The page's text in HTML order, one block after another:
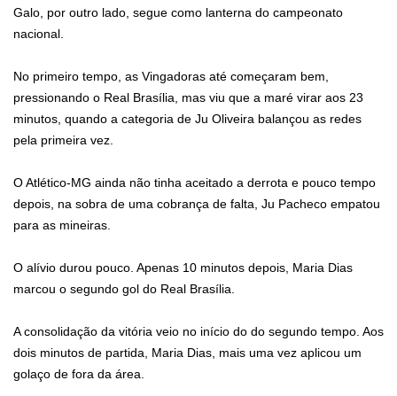
Galo, por outro lado, segue como lanterna do campeonato
nacional.
No primeiro tempo, as Vingadoras até começaram bem,
pressionando o Real Brasília, mas viu que a maré virar aos 23
minutos, quando a categoria de Ju Oliveira balançou as redes
pela primeira vez.
O Atlético-MG ainda não tinha aceitado a derrota e pouco tempo
depois, na sobra de uma cobrança de falta, Ju Pacheco empatou
para as mineiras.
O alívio durou pouco. Apenas 10 minutos depois, Maria Dias
marcou o segundo gol do Real Brasília.
A consolidação da vitória veio no início do do segundo tempo. Aos
dois minutos de partida, Maria Dias, mais uma vez aplicou um
golaço de fora da área.